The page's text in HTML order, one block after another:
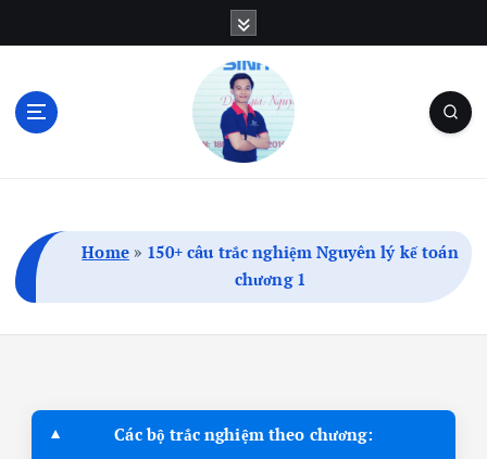
Home» 150+ câu trắc nghiệm Nguyên lý kế toán
chương 1
Các bộ trắc nghiệm theo chương: